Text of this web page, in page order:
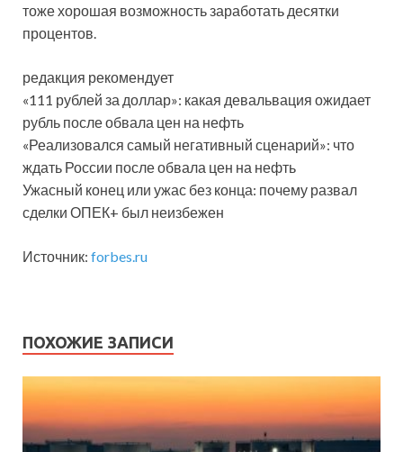
тоже хорошая возможность заработать десятки
процентов.
редакция рекомендует
«111 рублей за доллар»: какая девальвация ожидает
рубль после обвала цен на нефть
«Реализовался самый негативный сценарий»: что
ждать России после обвала цен на нефть
Ужасный конец или ужас без конца: почему развал
сделки ОПЕК+ был неизбежен
Источник: forbes.ru
ПОХОЖИЕ ЗАПИСИ